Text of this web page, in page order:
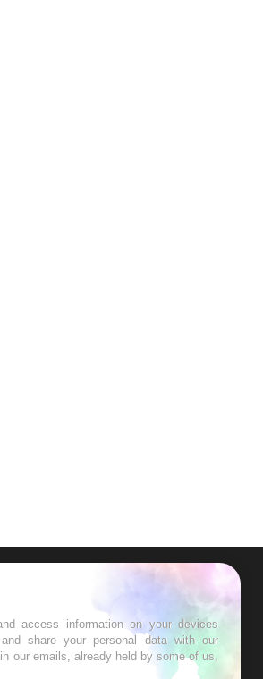
access information on your devices
share your personal data with our
our emails, already held by some of us,